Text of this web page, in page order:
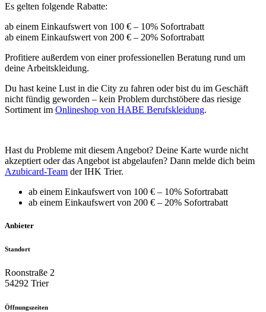
Es gelten folgende Rabatte:
ab einem Einkaufswert von 100 € – 10% Sofortrabatt
ab einem Einkaufswert von 200 € – 20% Sofortrabatt
Profitiere außerdem von einer professionellen Beratung rund um
deine Arbeitskleidung.
Du hast keine Lust in die City zu fahren oder bist du im Geschäft
nicht fündig geworden – kein Problem durchstöbere das riesige
Sortiment im Onlineshop von HABE Berufskleidung.
Hast du Probleme mit diesem Angebot? Deine Karte wurde nicht
akzeptiert oder das Angebot ist abgelaufen? Dann melde dich beim
Azubicard-Team der IHK Trier.
ab einem Einkaufswert von 100 € – 10% Sofortrabatt
ab einem Einkaufswert von 200 € – 20% Sofortrabatt
Anbieter
Standort
Roonstraße 2
54292 Trier
Öffnungszeiten